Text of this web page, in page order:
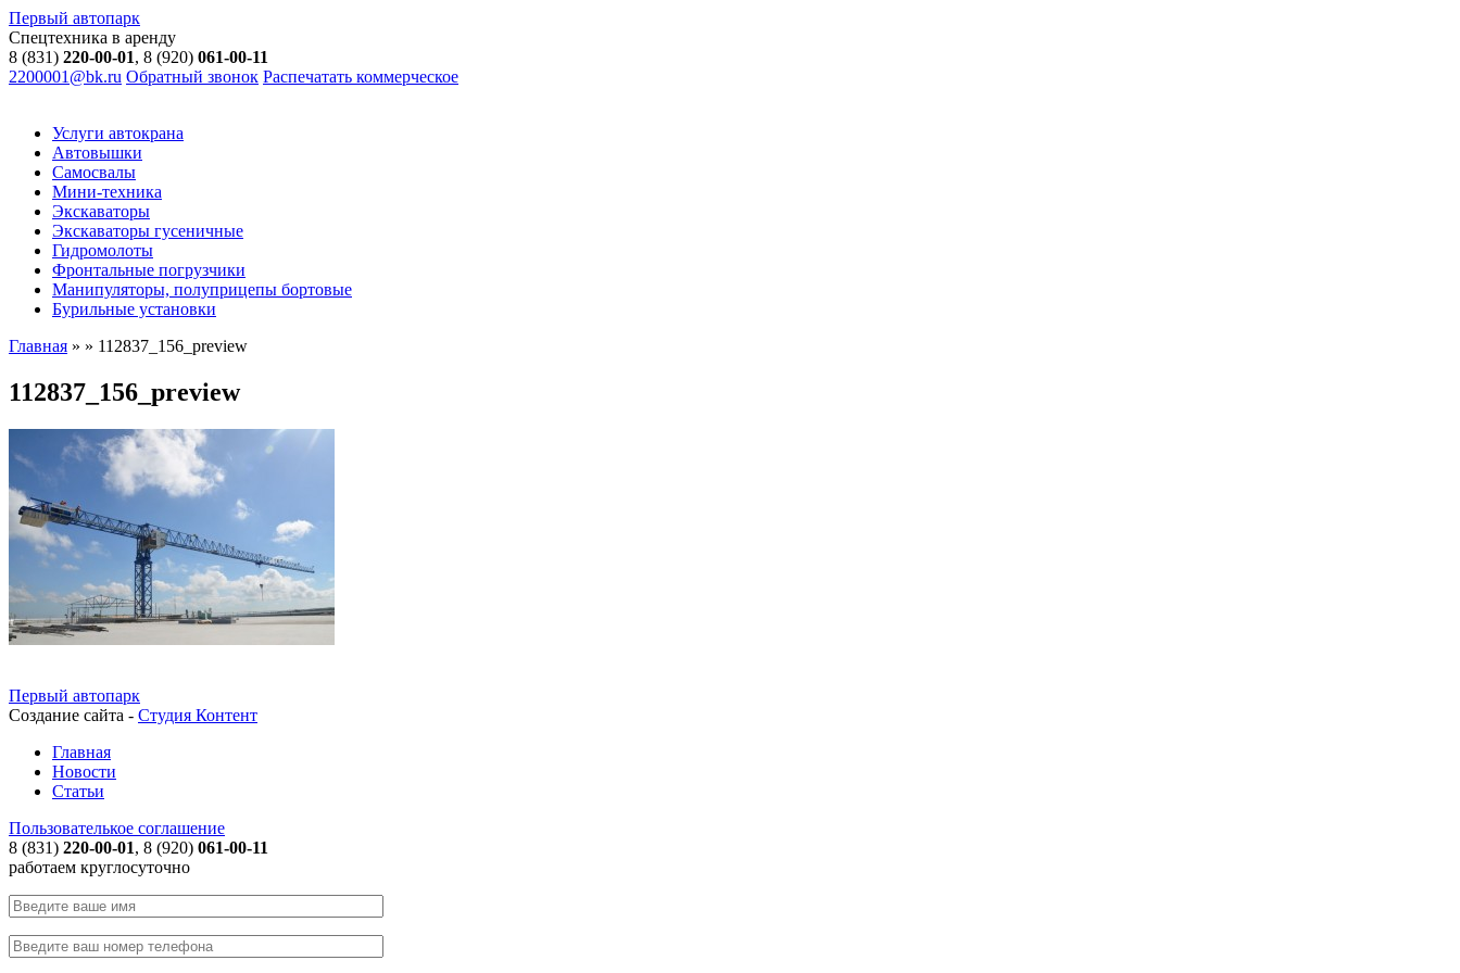
Первый автопарк
Спецтехника в аренду
8 (831) 220-00-01, 8 (920) 061-00-11
2200001@bk.ru Обратный звонок Распечатать коммерческое
Услуги автокрана
Автовышки
Самосвалы
Мини-техника
Экскаваторы
Экскаваторы гусеничные
Гидромолоты
Фронтальные погрузчики
Манипуляторы, полуприцепы бортовые
Бурильные установки
Главная » » 112837_156_preview
112837_156_preview
Первый автопарк
Создание сайта - Студия Контент
Главная
Новости
Статьи
Пользователькое соглашение
8 (831) 220-00-01, 8 (920) 061-00-11
работаем круглосуточно